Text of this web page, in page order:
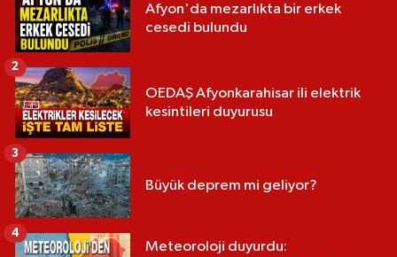
Afyon'da mezarlıkta bir erkek
cesedi bulundu
OEDAŞ Afyonkarahisar ili elektrik
kesintileri duyurusu
2
Büyük deprem mi geliyor?
3
Meteoroloji duyurdu:
4